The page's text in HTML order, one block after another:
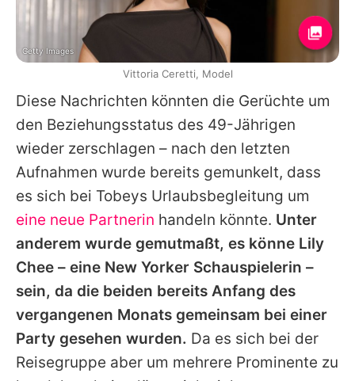
Diese Nachrichten könnten die Gerüchte um
den Beziehungsstatus des 49-Jährigen
wieder zerschlagen – nach den letzten
Aufnahmen wurde bereits gemunkelt, dass
es sich bei Tobeys Urlaubsbegleitung um
eine neue Partnerin handeln könnte. Unter
anderem wurde gemutmaßt, es könne Lily
Chee – eine New Yorker Schauspielerin –
sein, da die beiden bereits Anfang des
vergangenen Monats gemeinsam bei einer
Party gesehen wurden. Da es sich bei der
Reisegruppe aber um mehrere Prominente zu
Getty Images
Vittoria Ceretti, Model